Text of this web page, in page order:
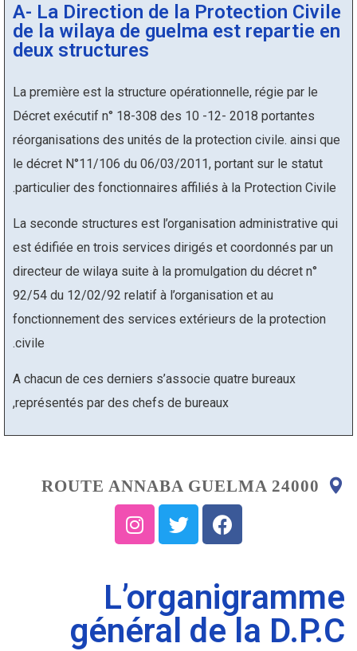
A- La Direction de la Protection Civile
de la wilaya de guelma est repartie en
deux structures
La première est la structure opérationnelle, régie par le
Décret exécutif n° 18-308 des 10 -12- 2018 portantes
réorganisations des unités de la protection civile. ainsi que
le décret N°11/106 du 06/03/2011, portant sur le statut
particulier des fonctionnaires affiliés à la Protection Civile.
La seconde structures est l’organisation administrative qui
est édifiée en trois services dirigés et coordonnés par un
directeur de wilaya suite à la promulgation du décret n°
92/54 du 12/02/92 relatif à l’organisation et au
fonctionnement des services extérieurs de la protection
civile.
A chacun de ces derniers s’associe quatre bureaux
représentés par des chefs de bureaux,
ROUTE ANNABA GUELMA 24000
L’organigramme
général de la D.P.C